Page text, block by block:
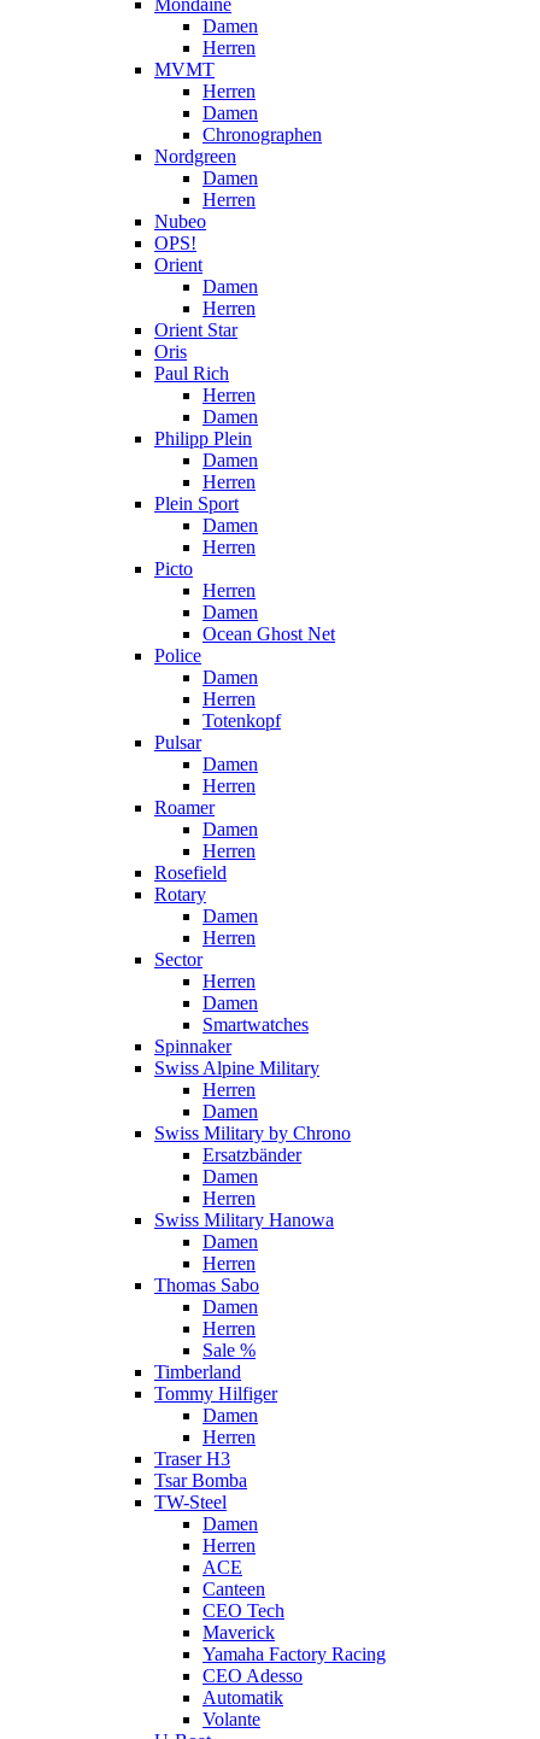
Mondaine
Damen
Herren
MVMT
Herren
Damen
Chronographen
Nordgreen
Damen
Herren
Nubeo
OPS!
Orient
Damen
Herren
Orient Star
Oris
Paul Rich
Herren
Damen
Philipp Plein
Damen
Herren
Plein Sport
Damen
Herren
Picto
Herren
Damen
Ocean Ghost Net
Police
Damen
Herren
Totenkopf
Pulsar
Damen
Herren
Roamer
Damen
Herren
Rosefield
Rotary
Damen
Herren
Sector
Herren
Damen
Smartwatches
Spinnaker
Swiss Alpine Military
Herren
Damen
Swiss Military by Chrono
Ersatzbänder
Damen
Herren
Swiss Military Hanowa
Damen
Herren
Thomas Sabo
Damen
Herren
Sale %
Timberland
Tommy Hilfiger
Damen
Herren
Traser H3
Tsar Bomba
TW-Steel
Damen
Herren
ACE
Canteen
CEO Tech
Maverick
Yamaha Factory Racing
CEO Adesso
Automatik
Volante